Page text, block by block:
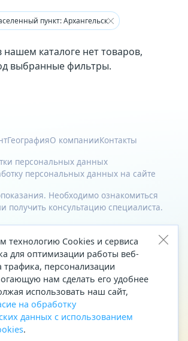
пункт: Архангельск
каталоге нет товаров,
выбранные фильтры.
ГеографияО компанииКонтакты
персональных данных
персональных данных на сайте
Необходимо ознакомиться
получить консультацию специалиста.
права защищены.
Папанина, д. 19 (вход в здание со стороны
директора
63-60-31
технологию Cookies и сервиса
для оптимизации работы веб-
трафика, персонализации
нам сделать его удобнее
использовать наш сайт,
на обработку
данных с использованием
.